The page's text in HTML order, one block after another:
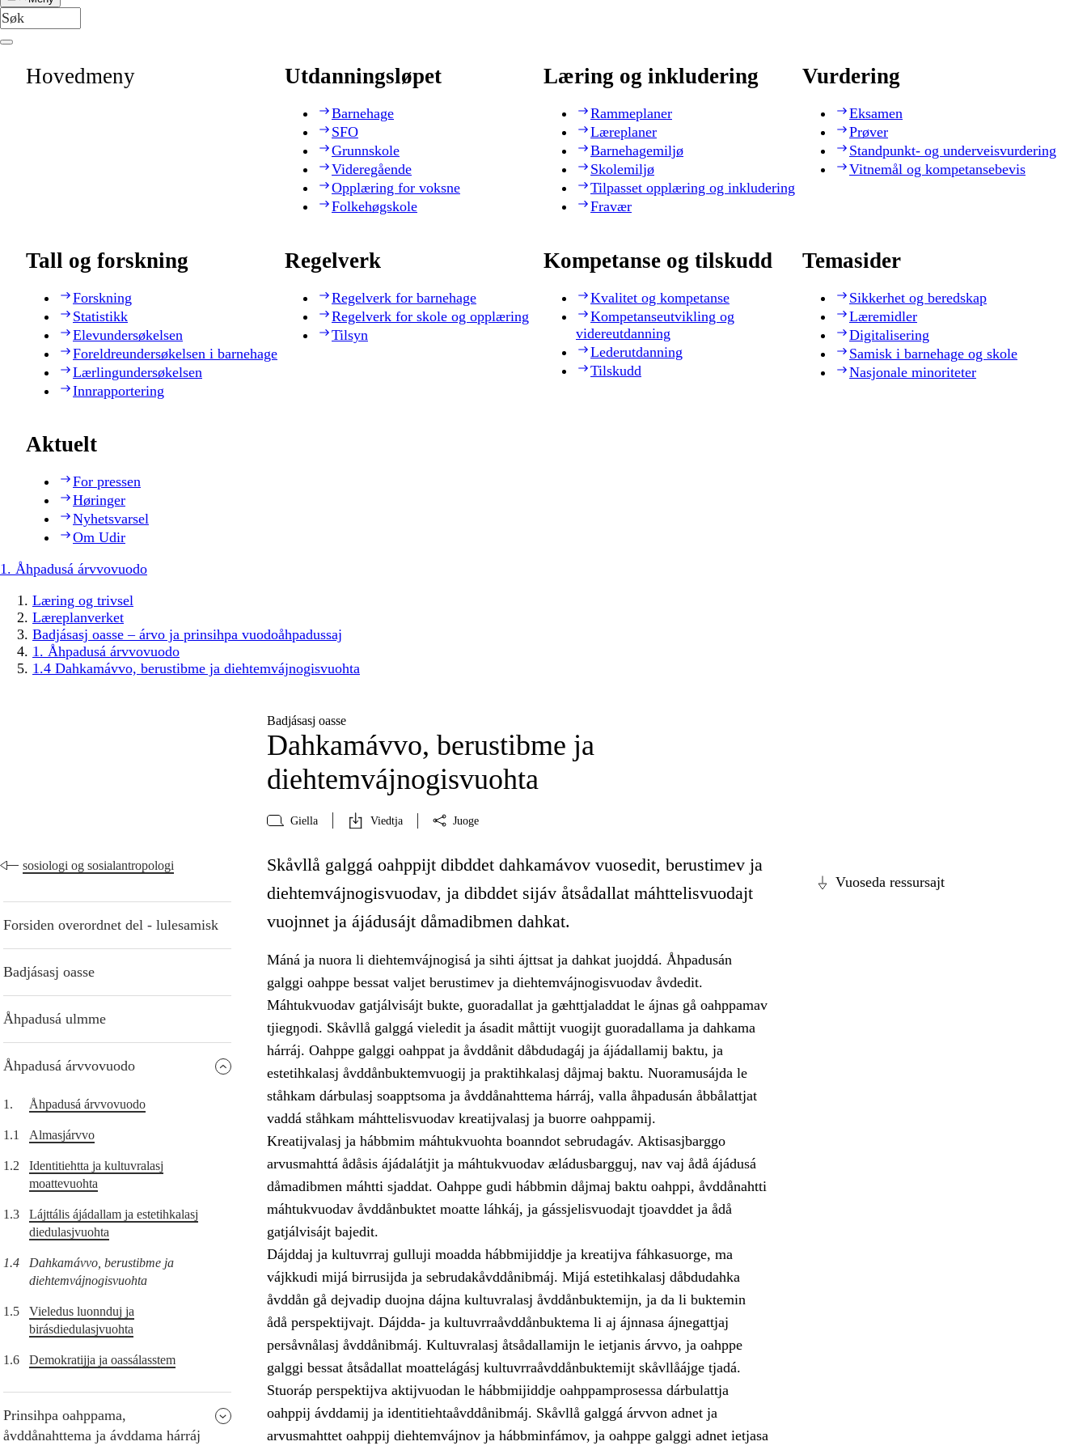
Hovedmeny Utdanningsløpet
Barnehage
SFO
Grunnskole
Videregående
Opplæring for voksne
Folkehøgskole
Læring og inkludering
Rammeplaner
Læreplaner
Barnehagemiljø
Skolemiljø
Tilpasset opplæring og inkludering
Fravær
Vurdering
Eksamen
Prøver
Standpunkt- og underveisvurdering
Vitnemål og kompetansebevis
Tall og forskning
Forskning
Statistikk
Elevundersøkelsen
Foreldreundersøkelsen i barnehage
Lærlingundersøkelsen
Innrapportering
Regelverk
Regelverk for barnehage
Regelverk for skole og opplæring
Tilsyn
Kompetanse og tilskudd
Kvalitet og kompetanse
Kompetanseutvikling og
videreutdanning
Lederutdanning
Tilskudd
Temasider
Sikkerhet og beredskap
Læremidler
Digitalisering
Samisk i barnehage og skole
Nasjonale minoriteter
Aktuelt
For pressen
Høringer
Nyhetsvarsel
Om Udir
1. Åhpadusá árvvovuodo
Læring og trivsel
Læreplanverket
Badjásasj oasse – árvo ja prinsihpa vuodoåhpadussaj
1. Åhpadusá árvvovuodo
1.4 Dahkamávvo, berustibme ja diehtemvájnogisvuohta
Badjásasj oasse
Dahkamávvo, berustibme ja
diehtemvájnogisvuohta
Giella Viedtja Juoge
sosiologi og sosialantropologi
Forsiden overordnet del - lulesamisk
Badjásasj oasse
Åhpadusá ulmme
Åhpadusá árvvovuodo
1. Åhpadusá árvvovuodo
1.1 Almasjárvvo
1.2
Identitiehtta ja kultuvralasj
moattevuohta
1.3
Lájttális ájádallam ja estetihkalasj
diedulasjvuohta
1.4
Dahkamávvo, berustibme ja
diehtemvájnogisvuohta
1.5
Vieledus luonnduj ja
birásdiedulasjvuohta
1.6 Demokratijja ja oassálasstem
Prinsihpa oahppama,
åvddånahttema ja ávddama hárráj
Vuoseda ressursajt
Skåvllå galggá oahppijt dibddet dahkamávov vuosedit, berustimev ja
diehtemvájnogisvuodav, ja dibddet sijáv åtsådallat máhttelisvuodajt
vuojnnet ja ájádusájt dåmadibmen dahkat.
Máná ja nuora li diehtemvájnogisá ja sihti ájttsat ja dahkat juojddá. Åhpadusán
galggi oahppe bessat valjet berustimev ja diehtemvájnogisvuodav åvdedit.
Máhtukvuodav gatjálvisájt bukte, guoradallat ja gæhttjaladdat le ájnas gå oahppamav
tjiegŋodi. Skåvllå galggá vieledit ja ásadit måttijt vuogijt guoradallama ja dahkama
hárráj. Oahppe galggi oahppat ja åvddånit dåbdudagáj ja ájádallamij baktu, ja
estetihkalasj åvddånbuktemvuogij ja praktihkalasj dåjmaj baktu. Nuoramusájda le
ståhkam dárbulasj soapptsoma ja åvddånahttema hárráj, valla åhpadusán åbbålattjat
vaddá ståhkam máhttelisvuodav kreatijvalasj ja buorre oahppamij.
Kreatijvalasj ja hábbmim máhtukvuohta boanndot sebrudagáv. Aktisasjbarggo
arvusmahttá ådåsis ájádalátjit ja máhtukvuodav æládusbargguj, nav vaj ådå ájádusá
dåmadibmen máhtti sjaddat. Oahppe gudi hábbmin dåjmaj baktu oahppi, åvddånahtti
máhtukvuodav åvddånbuktet moatte láhkáj, ja gássjelisvuodajt tjoavddet ja ådå
gatjálvisájt bajedit.
Dájddaj ja kultuvrraj gulluji moadda hábbmijiddje ja kreatijva fáhkasuorge, ma
vájkkudi mijá birrusijda ja sebrudakåvddånibmáj. Mijá estetihkalasj dåbdudahka
åvddån gå dejvadip duojna dájna kultuvralasj åvddånbuktemijn, ja da li buktemin
ådå perspektijvajt. Dájdda- ja kultuvrraåvddånbuktema li aj ájnnasa ájnegattjaj
persåvnålasj åvddånibmáj. Kultuvralasj åtsådallamijn le ietjanis árvvo, ja oahppe
galggi bessat åtsådallat moattelágásj kultuvrraåvddånbuktemijt skåvllåájge tjadá.
Stuoráp perspektijva aktijvuodan le hábbmijiddje oahppamprosessa dárbulattja
oahppij ávddamij ja identitiehtaåvddånibmáj. Skåvllå galggá árvvon adnet ja
arvusmahttet oahppij diehtemvájnov ja hábbminfámov, ja oahppe galggi adnet ietjasa